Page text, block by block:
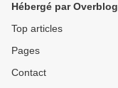
Hébergé par Overblog
Top articles
Pages
Contact